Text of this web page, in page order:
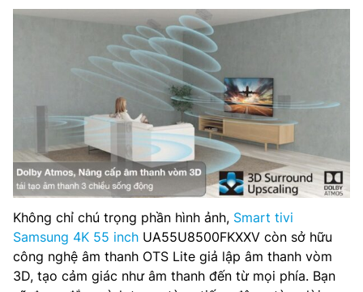
Không chỉ chú trọng phần hình ảnh, Smart tivi
Samsung 4K 55 inch UA55U8500FKXXV còn sở hữu
công nghệ âm thanh OTS Lite giả lập âm thanh vòm
3D, tạo cảm giác như âm thanh đến từ mọi phía. Bạn